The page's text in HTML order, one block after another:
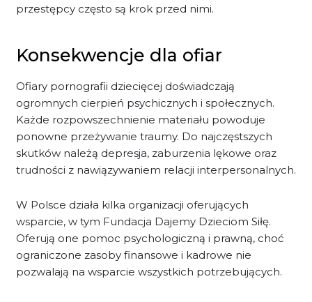
przestępcy często są krok przed nimi.
Konsekwencje dla ofiar
Ofiary pornografii dziecięcej doświadczają
ogromnych cierpień psychicznych i społecznych.
Każde rozpowszechnienie materiału powoduje
ponowne przeżywanie traumy. Do najczęstszych
skutków należą depresja, zaburzenia lękowe oraz
trudności z nawiązywaniem relacji interpersonalnych.
W Polsce działa kilka organizacji oferujących
wsparcie, w tym Fundacja Dajemy Dzieciom Siłę.
Oferują one pomoc psychologiczną i prawną, choć
ograniczone zasoby finansowe i kadrowe nie
pozwalają na wsparcie wszystkich potrzebujących.